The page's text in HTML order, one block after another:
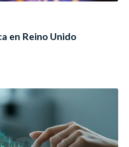
en Reino Unido